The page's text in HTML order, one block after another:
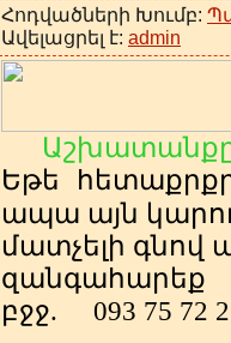
Հոդվածների Խումբ:
Ավելացրել է: admin
Եթե հ
ապա այն
մատչելի
զանգահարեք
բջջ.
093 75 72